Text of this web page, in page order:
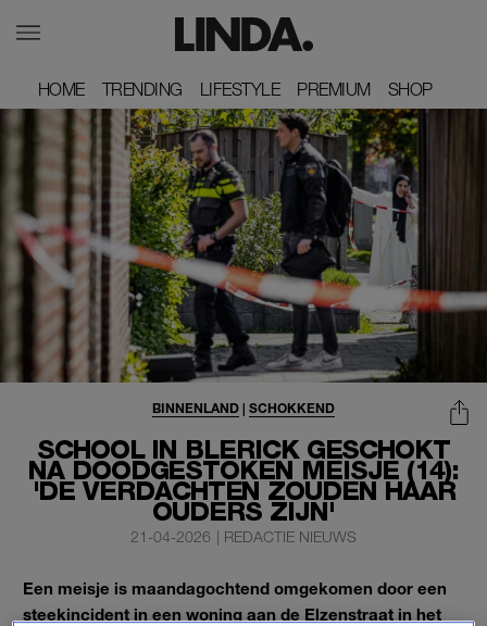
HOME
HOME TRENDING
TRENDING LIFESTYLE
LIFESTYLE PREMIUM
PREMIUM SHOP
SHOP
SCHOOL IN BLERICK GESCHOKT
NA DOODGESTOKEN MEISJE (14):
'DE VERDACHTEN ZOUDEN HAAR
OUDERS ZIJN'
BINNENLAND | SCHOKKEND
21-04-2026 | REDACTIE NIEUWS
Een meisje is maandagochtend omgekomen door een
steekincident in een woning aan de Elzenstraat in het